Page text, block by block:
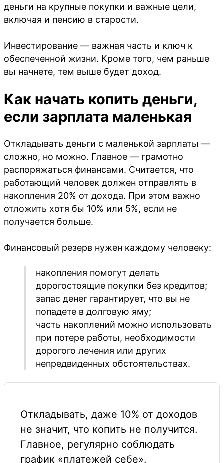
деньги на крупные покупки и важные цели,
включая и пенсию в старости.
Инвестирование — важная часть и ключ к
обеспеченной жизни. Кроме того, чем раньше
вы начнете, тем выше будет доход.
Как начать копить деньги,
если зарплата маленькая
Откладывать деньги с маленькой зарплаты —
сложно, но можно. Главное — грамотно
распоряжаться финансами. Считается, что
работающий человек должен отправлять в
накопления 20% от дохода. При этом важно
отложить хотя бы 10% или 5%, если не
получается больше.
Финансовый резерв нужен каждому человеку:
накопления помогут делать
дорогостоящие покупки без кредитов;
запас денег гарантирует, что вы не
попадете в долговую яму;
часть накоплений можно использовать
при потере работы, необходимости
дорогого лечения или других
непредвиденных обстоятельствах.
Откладывать, даже 10% от доходов
не значит, что копить не получится.
Главное, регулярно соблюдать
график «платежей себе».